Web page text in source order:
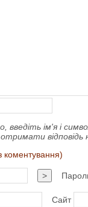
ім'я і
коментування)
>
Сайт